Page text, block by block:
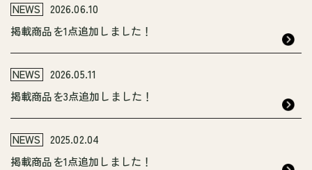
NEWS
2026.06.10
掲載商品を1点追加しました！
NEWS
2026.05.11
掲載商品を3点追加しました！
NEWS
2025.02.04
掲載商品を1点追加しました！